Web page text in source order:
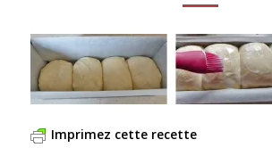
Imprimez cette recette